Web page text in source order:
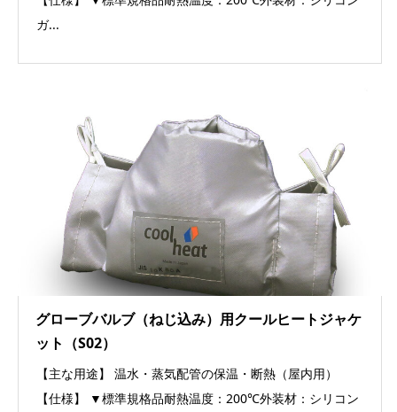
ガ...
グローブバルブ（ねじ込み）用クールヒートジャケ
ット（S02）
【主な用途】 温水・蒸気配管の保温・断熱（屋内用）
【仕様】 ▼標準規格品耐熱温度：200℃外装材：シリコン